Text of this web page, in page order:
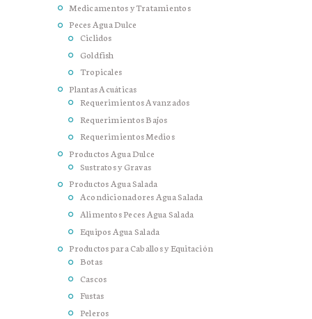
Medicamentos y Tratamientos
Peces Agua Dulce
Ciclidos
Goldfish
Tropicales
Plantas Acuáticas
Requerimientos Avanzados
Requerimientos Bajos
Requerimientos Medios
Productos Agua Dulce
Sustratos y Gravas
Productos Agua Salada
Acondicionadores Agua Salada
Alimentos Peces Agua Salada
Equipos Agua Salada
Productos para Caballos y Equitación
Botas
Cascos
Fustas
Peleros